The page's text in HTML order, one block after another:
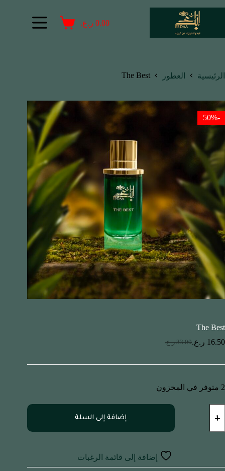
0.00 ر.ع.
الرئيسية العطور The Best
-50%
The Best
33.00 ر.ع. 16.50 ر.ع.
2 متوفر في المخزون
إضافة إلى السلة
إضافة إلى قائمة الرغبات